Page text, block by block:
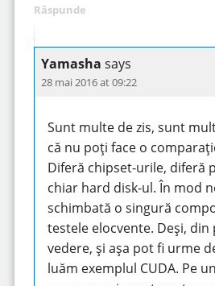
Răspunde
Yamasha says
28 mai 2016 at 09:22
Sunt multe de zis, sunt
că nu poți face o
Diferă chipset-urile, diferă
chiar hard disk-ul. În mod
schimbată o singură
testele elocvente. Deși,
vedere, și așa pot fi urme
luăm exemplul CUDA. Pe